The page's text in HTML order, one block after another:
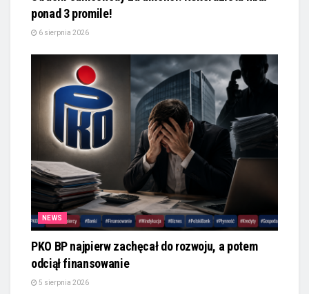
ponad 3 promile!
6 sierpnia 2026
NEWS
PKO BP najpierw zachęcał do rozwoju, a potem
odciął finansowanie
5 sierpnia 2026